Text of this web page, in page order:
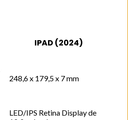
IPAD (2024)
248,6 x 179,5 x 7 mm
LED/IPS Retina Display de